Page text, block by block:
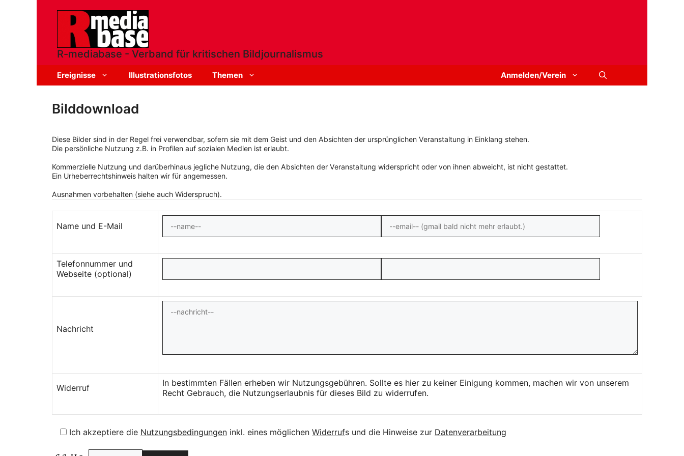
R-mediabase - Verband für kritischen Bildjournalismus
Ereignisse Illustrationsfotos Themen Anmelden/Verein
Bilddownload
Diese Bilder sind in der Regel frei verwendbar, sofern sie mit dem Geist und den Absichten der ursprünglichen Veranstaltung in Einklang stehen.
Die persönliche Nutzung z.B. in Profilen auf sozialen Medien ist erlaubt.
Kommerzielle Nutzung und darüberhinaus jegliche Nutzung, die den Absichten der Veranstaltung widerspricht oder von ihnen abweicht, ist nicht gestattet.
Ein Urheberrechtshinweis halten wir für angemessen.
Ausnahmen vorbehalten (siehe auch Widerspruch).
Name und E-Mail
Telefonnummer und
Webseite (optional)
Nachricht
Widerruf
In bestimmten Fällen erheben wir Nutzungsgebühren. Sollte es hier zu keiner Einigung kommen, machen wir von unserem
Recht Gebrauch, die Nutzungserlaubnis für dieses Bild zu widerrufen.
Ich akzeptiere die Nutzungsbedingungen inkl. eines möglichen Widerrufs und die Hinweise zur Datenverarbeitung